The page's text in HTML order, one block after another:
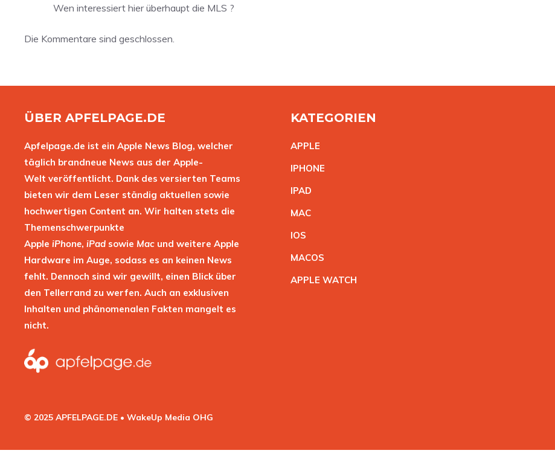
Wen interessiert hier überhaupt die MLS ?
Die Kommentare sind geschlossen.
ÜBER APFELPAGE.DE
Apfelpage.de ist ein Apple News Blog, welcher
täglich brandneue News aus der Apple-
Welt veröffentlicht. Dank des versierten Teams
bieten wir dem Leser ständig aktuellen sowie
hochwertigen Content an. Wir halten stets die
Themenschwerpunkte
Apple iPhone, iPad sowie Mac und weitere Apple
Hardware im Auge, sodass es an keinen News
fehlt. Dennoch sind wir gewillt, einen Blick über
den Tellerrand zu werfen. Auch an exklusiven
Inhalten und phänomenalen Fakten mangelt es
nicht.
KATEGORIEN
APPLE
IPHONE
IPAD
MAC
IOS
MACOS
APPLE WATCH
© 2025 APFELPAGE.DE • WakeUp Media OHG